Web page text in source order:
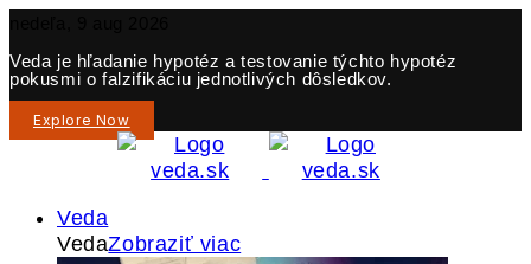
Veda je hľadanie hypotéz a testovanie týchto hypotéz
pokusmi o falzifikáciu jednotlivých dôsledkov.
Explore Now
Veda
VedaZobraziť viac